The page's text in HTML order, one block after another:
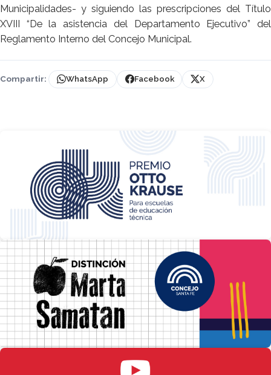
Municipalidades- y siguiendo las prescripciones del Título
XVIII “De la asistencia del Departamento Ejecutivo” del
Reglamento Interno del Concejo Municipal.
Compartir: WhatsApp Facebook X